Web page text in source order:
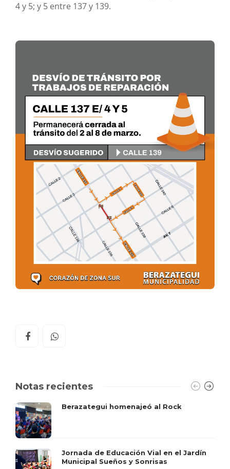
4 y 5; y 5 entre 137 y 139.
Notas recientes
Berazategui homenajeó al Rock
Jornada de Educación Vial en el Jardín
Municipal Sueños y Sonrisas